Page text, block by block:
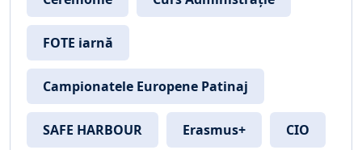
FOTE iarnă
Campionatele Europene Patinaj
SAFE HARBOUR Erasmus+ CIO